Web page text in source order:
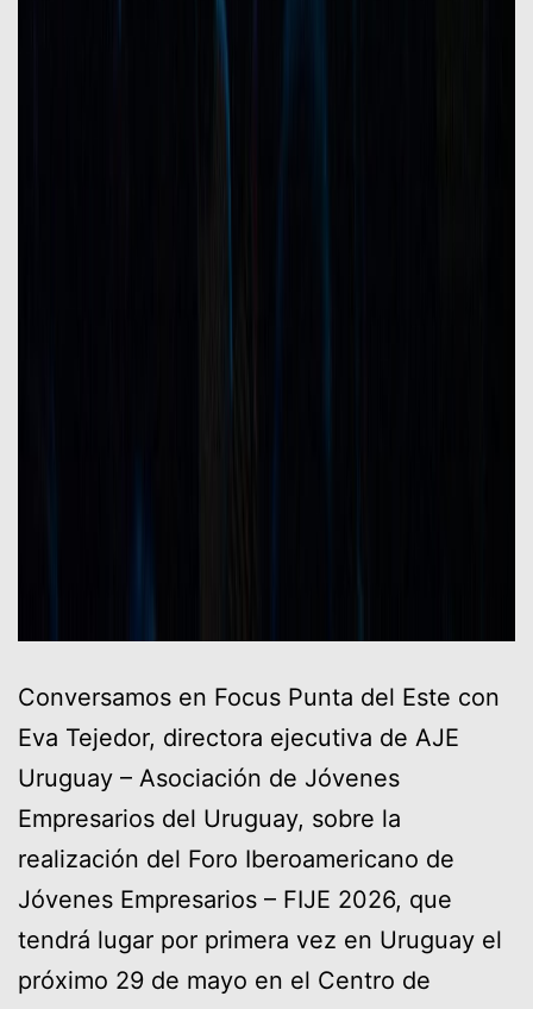
Conversamos en Focus Punta del Este con
Eva Tejedor, directora ejecutiva de AJE
Uruguay – Asociación de Jóvenes
Empresarios del Uruguay, sobre la
realización del Foro Iberoamericano de
Jóvenes Empresarios – FIJE 2026, que
tendrá lugar por primera vez en Uruguay el
próximo 29 de mayo en el Centro de